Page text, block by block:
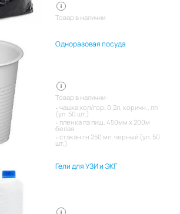
Товар в наличии
Одноразовая посуда
Товар в наличии:
чашка хол/гор, 0.2л, коричн., пп
(уп. 50 шт.)
пленка пэ пищ. 450мм х 200м
белая
стакан гн 250 мл. черный (уп. 50
шт.)
Гели для УЗИ и ЭКГ